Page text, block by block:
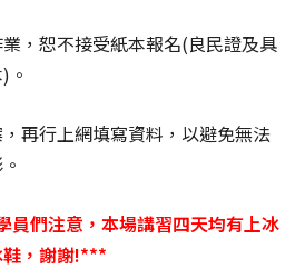
，恕不接受紙本報名(良民證及具
。
再行上網填寫資料，以避免無法
員們注意，本場講習四天均有上冰
鞋，謝謝!***